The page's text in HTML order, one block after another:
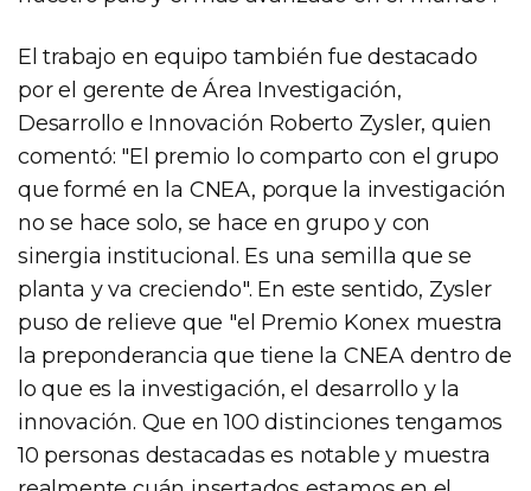
El trabajo en equipo también fue destacado
por el gerente de Área Investigación,
Desarrollo e Innovación Roberto Zysler, quien
comentó: "El premio lo comparto con el grupo
que formé en la CNEA, porque la investigación
no se hace solo, se hace en grupo y con
sinergia institucional. Es una semilla que se
planta y va creciendo". En este sentido, Zysler
puso de relieve que "el Premio Konex muestra
la preponderancia que tiene la CNEA dentro de
lo que es la investigación, el desarrollo y la
innovación. Que en 100 distinciones tengamos
10 personas destacadas es notable y muestra